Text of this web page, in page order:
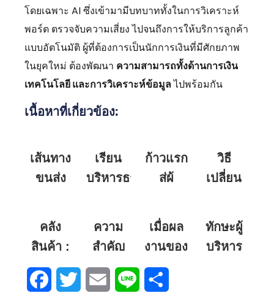
โดยเฉพาะ AI ซึ่งเข้ามามีบทบาททั้งในการวิเคราะห์
พอร์ต ตรวจจับความเสี่ยง ไปจนถึงการให้บริการลูกค้า
แบบอัตโนมัติ ผู้ที่ต้องการเป็นนักการเงินที่มีศักยภาพ
ในยุคใหม่ ต้องพัฒนา ความสามารถทั้งด้านการเงิน
เทคโนโลยี และการวิเคราะห์ข้อมูลไปพร้อมกัน
เนื้อหาที่เกี่ยวข้อง:
เส้นทาง
ขนส่ง
Routing):
วิธีที่ AI
ช่วย
คำนวณ
เรียน
บริหารธุรกิจ
นักคิด
ยุทธ์
ก้าวแรก
สู่ผู้
การ เริ่ม
วิธี
เปลี่ยน
เริ่มต้น
(Default
Font)
คลัง
สินค้า :
วิธีเพิ่ม
ประสิทธิภาพ
ความ
สำคัญ
ของ
หน่วย
เมื่อผล
งานของ
เราถูก
ก๊อปปี้!
ทักษะผู้
บริหาร
Facebook
Twitter Email Line